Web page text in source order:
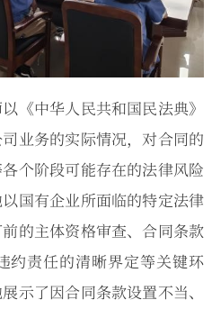
《中华人民共和国民法典》
业务的实际情况，对合同的
个阶段可能存在的法律风险
国有企业所面临的特定法律
的主体资格审查、合同条款
约责任的清晰界定等关键环
示了因合同条款设置不当、